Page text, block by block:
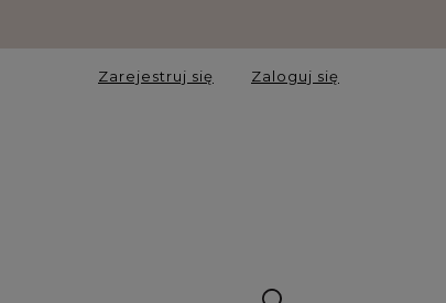
Zarejestruj się Zaloguj się